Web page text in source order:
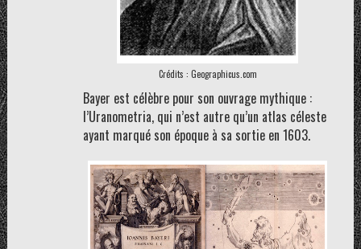
Crédits : Geographicus.com
Bayer est célèbre pour son ouvrage mythique :
l’Uranometria, qui n’est autre qu’un atlas céleste
ayant marqué son époque à sa sortie en 1603.